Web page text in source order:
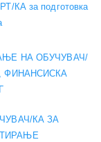
КА за подготовка
НА ОБУЧУВАЧ/
ФИНАНСИСКА
КА ЗА